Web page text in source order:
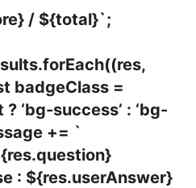
/ ${total}`;
badgeClass =
‘bg-success’ : ‘bg-
+= `
: ${res.userAnswer}